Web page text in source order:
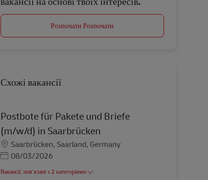
Розпочати Розпочати
Схожі вакансії
Postbote für Pakete und Briefe
(m/w/d) in Saarbrücken
Місцезнаходження
Saarbrücken, Saarland, Germany
Posted Date
08/03/2026
Вакансії, пов’язані з 2 категоріями